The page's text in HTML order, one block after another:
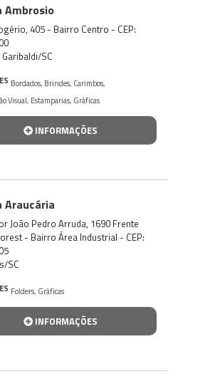
Ambrosio
405 - Bairro Centro - CEP:
SC
Bordados, Brindes, Carimbos,
Visual, Estamparias, Gráficas
INFORMAÇÕES
Araucária
João Pedro Arruda, 1690 Frente
- Bairro Área Industrial - CEP:
SC
Folders, Gráficas
INFORMAÇÕES